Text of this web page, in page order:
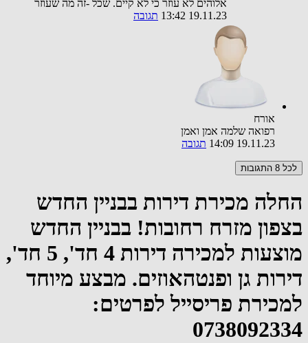
אלוהים לא עוזר כי לא קיים. שכל -זה מה שעוזר
19.11.23 13:42
תגובה
אורח
רפואה שלמה אמן ואמן
19.11.23 14:09
תגובה
לכל 8 התגובות
החלה מכירת דירות בבניין החדש
בצפון מזרח רחובות! בבניין החדש
מוצעות למכירה דירות 4 חד', 5 חד',
דירות גן ופנטהאוזים. מבצע מיוחד
למכירת פריסייל לפרטים:
0738092334